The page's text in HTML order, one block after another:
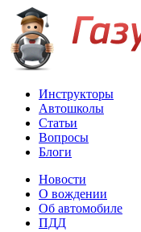
Инструкторы
Автошколы
Статьи
Вопросы
Блоги
Новости
О вождении
Об автомобиле
ПДД